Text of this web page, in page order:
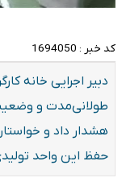
کد خبر : 1694050
دبیر اجرایی خانه
طولانی‌مدت و
هشدار داد و
حفظ این واحد